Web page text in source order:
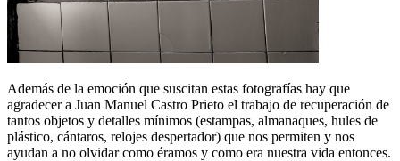
Además de la emoción que suscitan estas fotografías hay que
agradecer a Juan Manuel Castro Prieto el trabajo de recuperación de
tantos objetos y detalles mínimos (estampas, almanaques, hules de
plástico, cántaros, relojes despertador) que nos permiten y nos
ayudan a no olvidar como éramos y como era nuestra vida entonces.